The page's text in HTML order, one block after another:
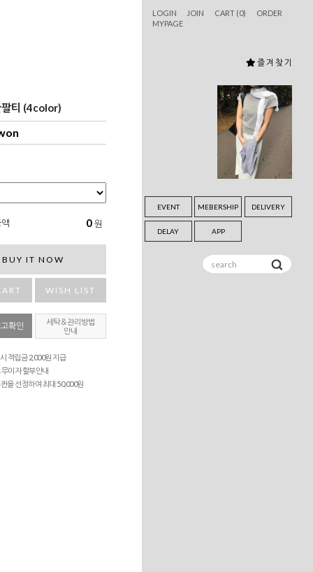
LOGIN JOIN CART (0)
ORDER
MYPAGE
즐 겨 찾 기
EVENT MEBERSHIP DELIVERY
DELAY APP
팔티 (4color)
0 원
BUY IT NOW
WISH LIST
확인
세탁＆관리방법
안내
적립금 2,000원 지급
이자 할부안내
을 선정하여 최대 50,000원